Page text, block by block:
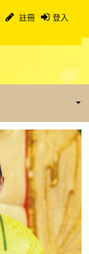
註冊 登入